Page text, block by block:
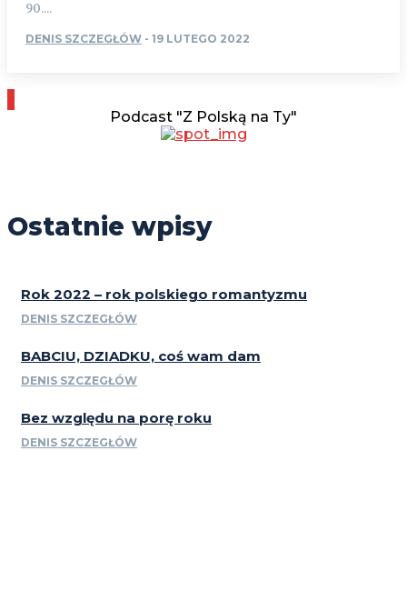
90....
DENIS SZCZEGŁÓW - 19 LUTEGO 2022
Podcast "Z Polską na Ty"
Ostatnie wpisy
Rok 2022 – rok polskiego romantyzmu
DENIS SZCZEGŁÓW
BABCIU, DZIADKU, coś wam dam
DENIS SZCZEGŁÓW
Bez względu na porę roku
DENIS SZCZEGŁÓW